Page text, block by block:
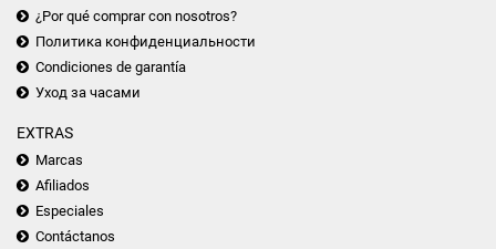
¿Por qué comprar con nosotros?
Политика конфиденциальности
Condiciones de garantía
Уход за часами
EXTRAS
Marcas
Afiliados
Especiales
Contáctanos